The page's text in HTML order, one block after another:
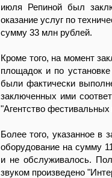
июля Репиной был
оказание услуг по
сумму 33 млн рублей.
Кроме того, на момент
площадок и по установке
были фактически
заключенных ими
"Агентство фестивальных
Более того, указанное в
оборудование на сумму
и не обслуживалось.
звуком произведено